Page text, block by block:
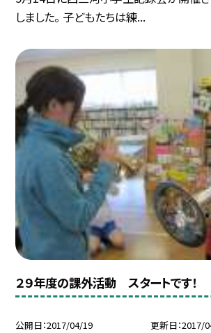
しました。 子どもたちは練...
２９年度の課外活動 スタートです！
公開日 2017/04/19 更新日 2017/